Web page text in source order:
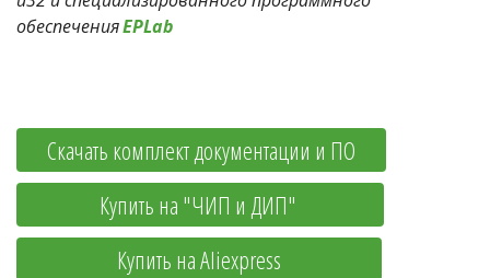
обеспечения EPLab
Скачать комплект документации и ПО
            Купить на "ЧИП и ДИП"
                Купить на Aliexpress